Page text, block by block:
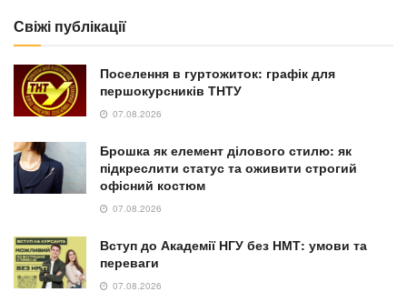
Свіжі публікації
Поселення в гуртожиток: графік для
першокурсників ТНТУ
07.08.2026
Брошка як елемент ділового стилю: як
підкреслити статус та оживити строгий
офісний костюм
07.08.2026
Вступ до Академії НГУ без НМТ: умови та
переваги
07.08.2026